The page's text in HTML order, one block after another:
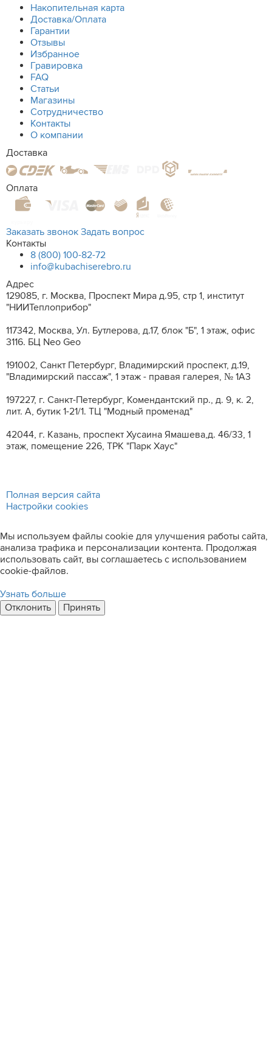
Накопительная карта
Доставка/Оплата
Гарантии
Отзывы
Избранное
Гравировка
FAQ
Статьи
Магазины
Сотрудничество
Контакты
О компании
Доставка
Оплата
Заказать звонок Задать вопрос
Контакты
8 (800) 100-82-72
info@kubachiserebro.ru
Адрес
129085, г. Москва, Проспект Мира д.95, стр 1, институт
"НИИТеплоприбор"
117342, Москва, Ул. Бутлерова, д.17, блок "Б", 1 этаж, офис
3116. БЦ Neo Geo
191002, Санкт Петербург, Владимирский проспект, д.19,
"Владимирский пассаж", 1 этаж - правая галерея, № 1А3
197227, г. Санкт-Петербург, Комендантский пр., д. 9, к. 2,
лит. A, бутик 1-21/1. ТЦ "Модный променад"
42044, г. Казань, проспект Хусаина Ямашева,д. 46/33, 1
этаж, помещение 226, ТРК "Парк Хаус"
Полная версия сайта
Настройки cookies
Мы используем файлы cookie для улучшения работы сайта,
анализа трафика и персонализации контента. Продолжая
использовать сайт, вы соглашаетесь с использованием
cookie-файлов.
Узнать больше
Отклонить
Принять